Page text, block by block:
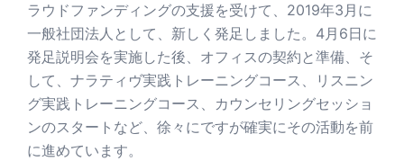
ラウドファンディングの支援を受けて、2019年3月に
一般社団法人として、新しく発足しました。4月6日に
発足説明会を実施した後、オフィスの契約と準備、そ
して、ナラティヴ実践トレーニングコース、リスニン
グ実践トレーニングコース、カウンセリングセッショ
ンのスタートなど、徐々にですが確実にその活動を前
に進めています。